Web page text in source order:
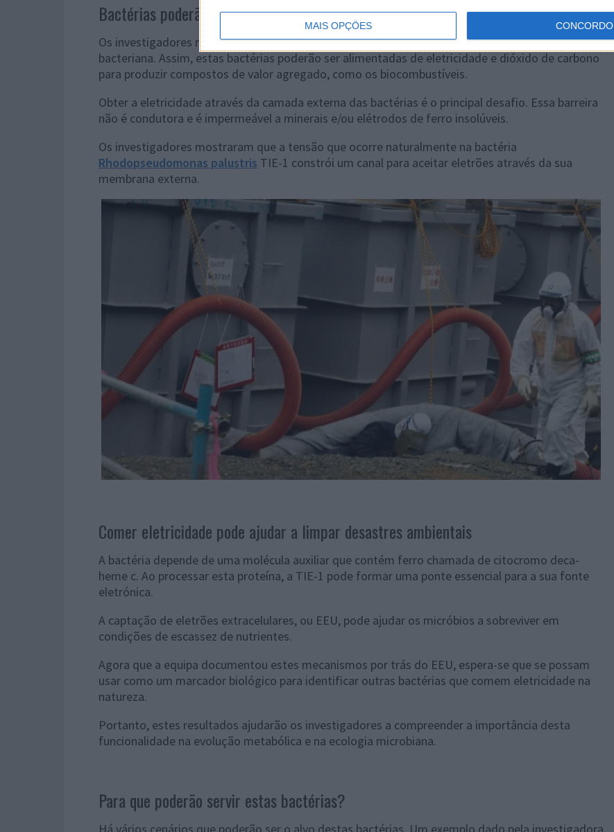
MAIS OPÇÕES CONCORDO
Bactérias poderão fabricar biocombustíveis
Os investigadores referem que esta investigação ajudará a projetar uma nova plataforma
bacteriana. Assim, estas bactérias poderão ser alimentadas de eletricidade e dióxido de carbono
para produzir compostos de valor agregado, como os biocombustíveis.
Obter a eletricidade através da camada externa das bactérias é o principal desafio. Essa barreira
não é condutora e é impermeável a minerais e/ou elétrodos de ferro insolúveis.
Os investigadores mostraram que a tensão que ocorre naturalmente na bactéria
Rhodopseudomonas palustris TIE-1 constrói um canal para aceitar eletrões através da sua
membrana externa.
Comer eletricidade pode ajudar a limpar desastres ambientais
A bactéria depende de uma molécula auxiliar que contém ferro chamada de citocromo deca-
heme c. Ao processar esta proteína, a TIE-1 pode formar uma ponte essencial para a sua fonte
eletrónica.
A captação de eletrões extracelulares, ou EEU, pode ajudar os micróbios a sobreviver em
condições de escassez de nutrientes.
Agora que a equipa documentou estes mecanismos por trás do EEU, espera-se que se possam
usar como um marcador biológico para identificar outras bactérias que comem eletricidade na
natureza.
Portanto, estes resultados ajudarão os investigadores a compreender a importância desta
funcionalidade na evolução metabólica e na ecologia microbiana.
Para que poderão servir estas bactérias?